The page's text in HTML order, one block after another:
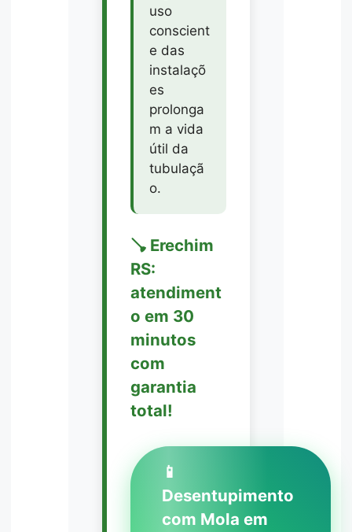
uso
conscient
e das
instalaçõ
es
prolonga
m a vida
útil da
tubulaçã
o.
🪠 Erechim
RS:
atendiment
o em 30
minutos
com
garantia
total!
📱
Desentupimento
com Mola em